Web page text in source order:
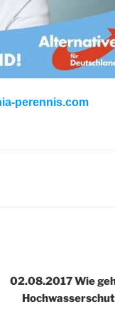
perennis.com
02.08.2017 Wie